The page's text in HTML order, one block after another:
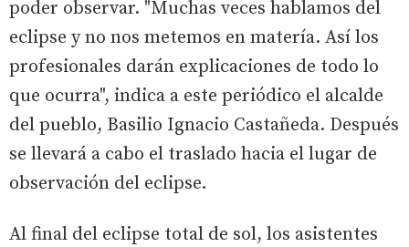
poder observar. "Muchas veces hablamos del
eclipse y no nos metemos en matería. Así los
profesionales darán explicaciones de todo lo
que ocurra", indica a este periódico el alcalde
del pueblo, Basilio Ignacio Castañeda. Después
se llevará a cabo el traslado hacia el lugar de
observación del eclipse.
Al final del eclipse total de sol, los asistentes